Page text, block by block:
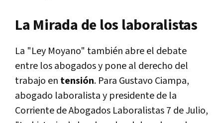
La Mirada de los laboralistas
La "Ley Moyano" también abre el debate
entre los abogados y pone al derecho del
trabajo en tensión. Para Gustavo Ciampa,
abogado laboralista y presidente de la
Corriente de Abogados Laboralistas 7 de Julio,